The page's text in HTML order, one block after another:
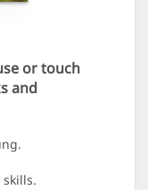
or touch
and